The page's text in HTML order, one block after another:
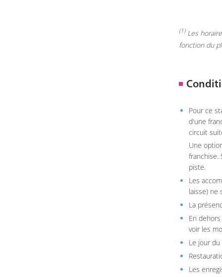
(1)Les
fonction du
Pour ce
d'une
circuit
Une
franchise.
piste.
Les
laisse) ne
La
En
voir les
Le jour
Les